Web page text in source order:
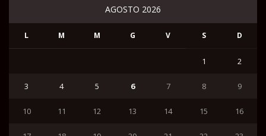
AGOSTO 2026
L M M G V S D
1 2
3 4 5 6 7 8 9
10 11 12 13 14 15 16